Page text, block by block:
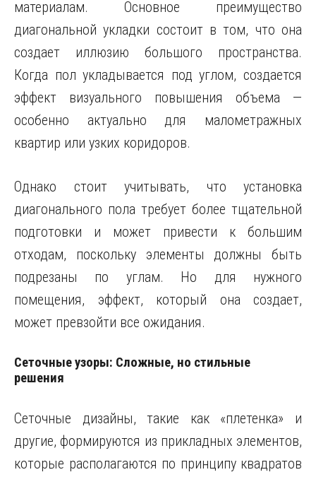
материалам. Основное преимущество
диагональной укладки состоит в том, что она
создает иллюзию большого пространства.
Когда пол укладывается под углом, создается
эффект визуального повышения объема —
особенно актуально для малометражных
квартир или узких коридоров.
Однако стоит учитывать, что установка
диагонального пола требует более тщательной
подготовки и может привести к большим
отходам, поскольку элементы должны быть
подрезаны по углам. Но для нужного
помещения, эффект, который она создает,
может превзойти все ожидания.
Сеточные узоры: Сложные, но стильные
решения
Сеточные дизайны, такие как «плетенка» и
другие, формируются из прикладных элементов,
которые располагаются по принципу квадратов